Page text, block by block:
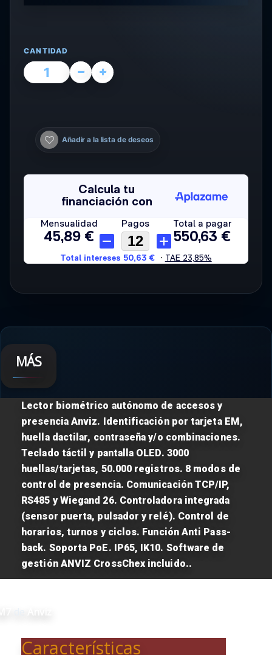
CANTIDAD
Añadir a la lista de deseos
MÁS
Lector biométrico autónomo de accesos y
presencia Anviz. Identificación por tarjeta EM,
huella dactilar, contraseña y/o combinaciones.
Teclado táctil y pantalla OLED. 3000
huellas/tarjetas, 50.000 registros. 8 modos de
control de presencia. Comunicación TCP/IP,
RS485 y Wiegand 26. Controladora integrada
(sensor puerta, pulsador y relé). Control de
horarios, turnos y ciclos. Función Anti Pass-
back. Soporta PoE. IP65, IK10. Software de
gestión ANVIZ CrossChex incluido..
Características